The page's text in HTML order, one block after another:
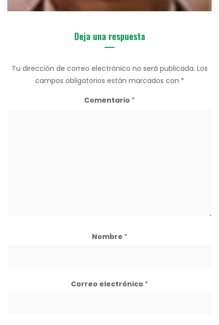
Deja una respuesta
Tu dirección de correo electrónico no será publicada. Los
campos obligatorios están marcados con *
Comentario *
Nombre *
Correo electrónico *